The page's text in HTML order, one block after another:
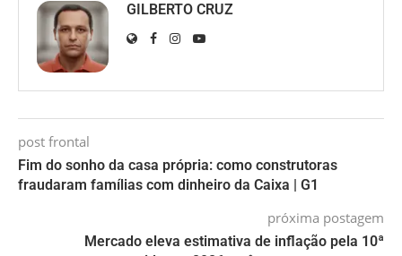
GILBERTO CRUZ
post frontal
Fim do sonho da casa própria: como construtoras
fraudaram famílias com dinheiro da Caixa | G1
próxima postagem
Mercado eleva estimativa de inflação pela 10ª